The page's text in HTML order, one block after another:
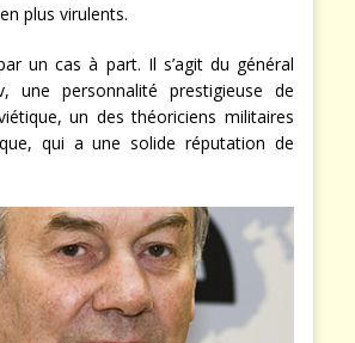
plus virulents.
un cas à part. Il s’agit du général
une personnalité prestigieuse de
un des théoriciens militaires
qui a une solide réputation de